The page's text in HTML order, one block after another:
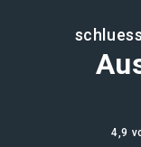
4,9